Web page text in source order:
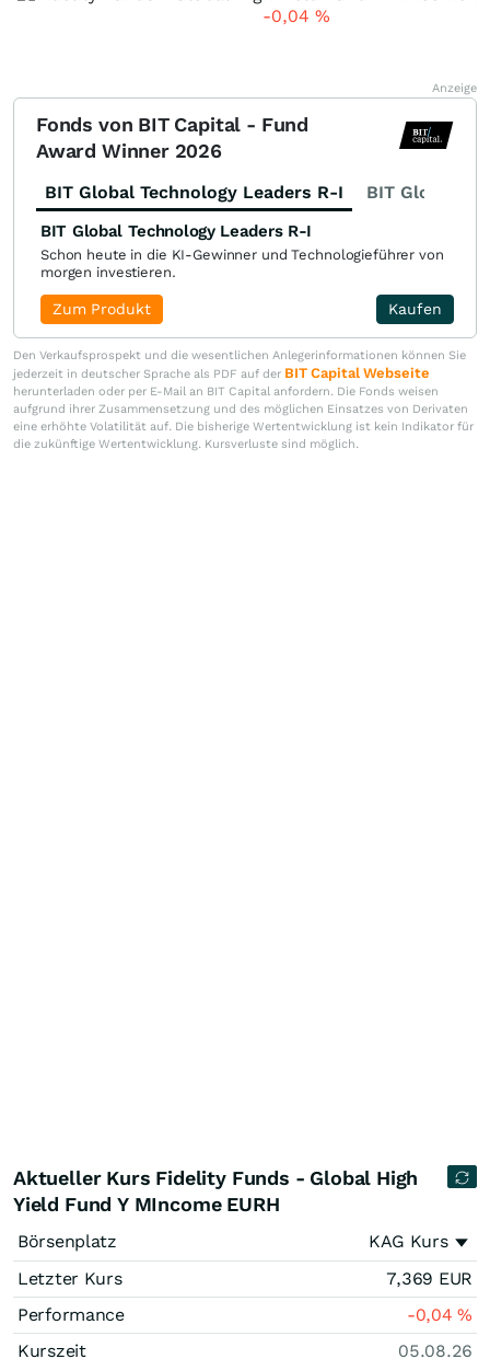
-0,04 %
Anzeige
Fonds von BIT Capital - Fund
Award Winner 2026
BIT Global Technology Leaders R-I BIT Global
BIT Global Technology Leaders R-I
Schon heute in die KI-Gewinner und Technologieführer von
morgen investieren.
Kaufen
Zum Produkt
Den Verkaufsprospekt und die wesentlichen Anlegerinformationen können Sie
jederzeit in deutscher Sprache als PDF auf der BIT Capital Webseite
herunterladen oder per E-Mail an BIT Capital anfordern. Die Fonds weisen
aufgrund ihrer Zusammensetzung und des möglichen Einsatzes von Derivaten
eine erhöhte Volatilität auf. Die bisherige Wertentwicklung ist kein Indikator für
die zukünftige Wertentwicklung. Kursverluste sind möglich.
Aktueller Kurs Fidelity Funds - Global High
Yield Fund Y MIncome EURH
Börsenplatz
KAG Kurs
Letzter Kurs
7,369 EUR
Performance
-0,04%
Kurszeit
05.08.26